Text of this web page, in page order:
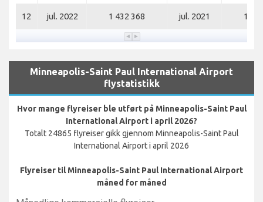
12 jul. 2022 1 432 368 jul. 2021 1
Minneapolis-Saint Paul International Airport
flystatistikk
Hvor mange flyreiser ble utført på Minneapolis-Saint Paul
International Airport i april 2026?
Totalt 24865 flyreiser gikk gjennom Minneapolis-Saint Paul
International Airport i april 2026
Flyreiser til Minneapolis-Saint Paul International Airport
måned for måned